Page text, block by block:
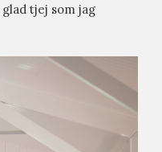
tjej som jag